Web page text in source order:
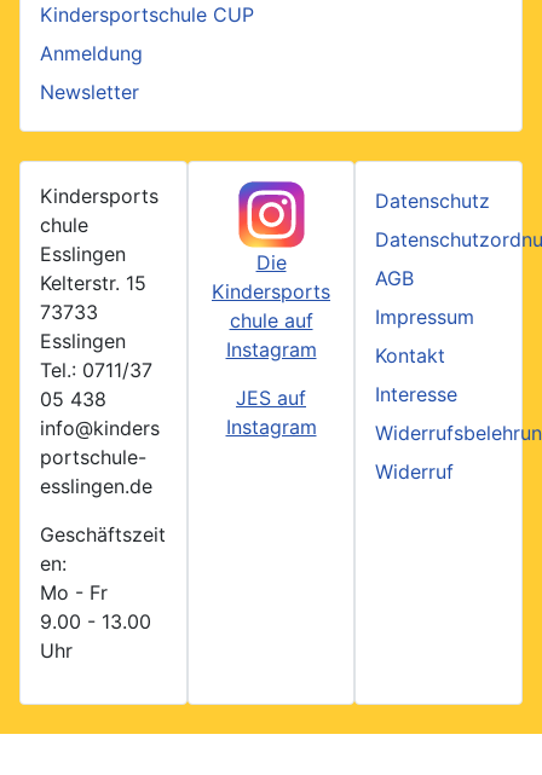
Kindersportschule CUP
Anmeldung
Newsletter
Kindersports
chule
Esslingen
Kelterstr. 15
73733
Esslingen
Tel.: 0711/37
05 438
info@kinders
portschule-
esslingen.de
Geschäftszeit
en:
Mo - Fr
9.00 - 13.00
Uhr
Die
Kindersports
chule auf
Instagram
JES auf
Instagram
Datenschutz
AGB
Impressum
Kontakt
Interesse
Widerruf